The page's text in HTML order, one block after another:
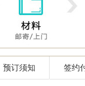
预订须知 签约